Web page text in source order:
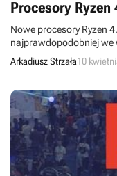
Procesory
Nowe procesory Ryzen
najprawdopodobniej we
premiera pokryje się
Arkadiusz Strzała10